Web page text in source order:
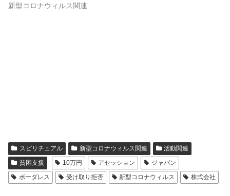
新型コロナウィルス関連
スピリチュアル 新型コロナウィルス関連
活動関連
貧困支援
10万円 アセッション
ジャパン
ボーダレス
受け取り拒否 新型コロナウィルス 株式会社